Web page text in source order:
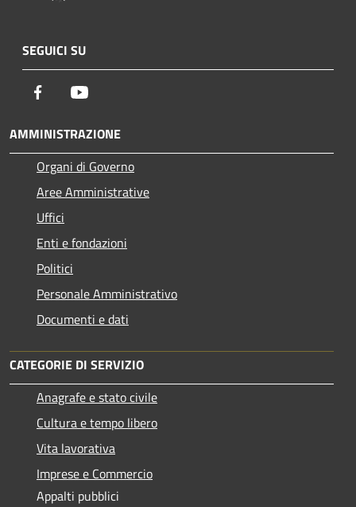
SEGUICI SU
Facebook
AMMINISTRAZIONE
Organi di Governo
Aree Amministrative
Uffici
Enti e fondazioni
Politici
Personale Amministrativo
Documenti e dati
CATEGORIE DI SERVIZIO
Anagrafe e stato civile
Cultura e tempo libero
Vita lavorativa
Imprese e Commercio
Appalti pubblici